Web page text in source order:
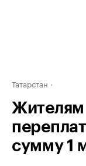
Татарстан
Жителям
сумму 1